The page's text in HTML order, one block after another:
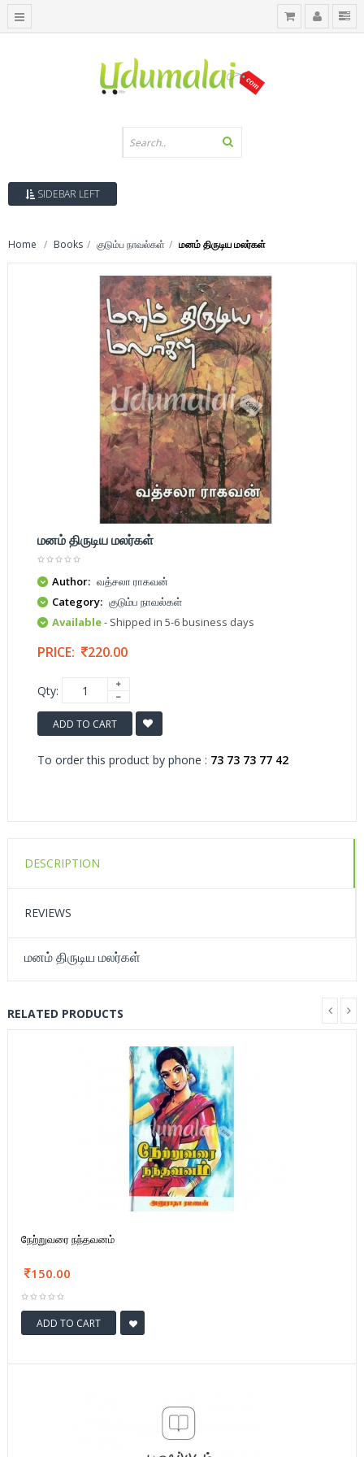
SIDEBAR LEFT
Home Books குடும்ப நாவல்கள் மனம் திருடிய மலர்கள்
மனம் திருடிய மலர்கள்
Author: வத்சலா ராகவன்
Category: குடும்ப நாவல்கள்
Available- Shipped in 5-6 business days
PRICE: 220.00
Qty:
ADD TO CART
To order this product by phone : 73 73 73 77 42
DESCRIPTION
REVIEWS
மனம் திருடிய மலர்கள்
RELATED PRODUCTS
நேற்றுவரை நந்தவனம்
150.00
ADD TO CART